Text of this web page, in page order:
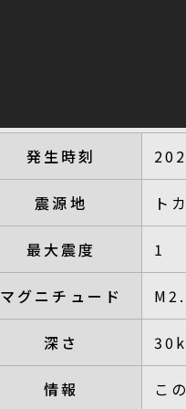
発生時刻
震源地 ト
最大震度 1
マグニチュード
深さ
情報 こ